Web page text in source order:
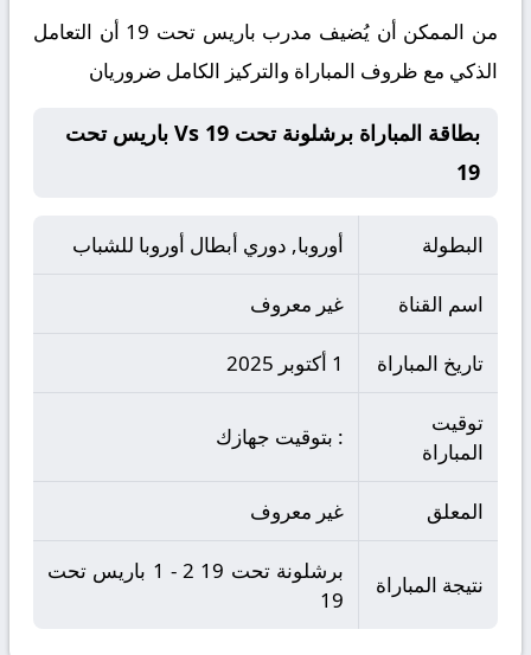
من الممكن أن يُضيف مدرب باريس تحت 19 أن التعامل
الذكي مع ظروف المباراة والتركيز الكامل ضروريان
بطاقة المباراة برشلونة تحت 19 Vs باريس تحت
19
البطولة أوروبا, دوري أبطال أوروبا للشباب
اسم القناة غير معروف
تاريخ المباراة 1 أكتوبر 2025
توقيت
المباراة
: بتوقيت جهازك
المعلق غير معروف
نتيجة المباراة
برشلونة تحت 19 2 - 1 باريس تحت
19